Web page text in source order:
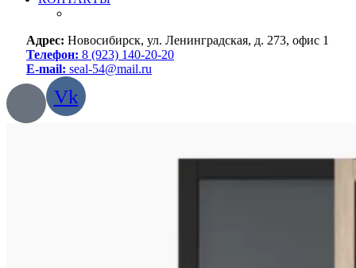
Адрес: Новосибирск, ул. Ленинградская, д. 273, офис 1
Телефон: 8 (923) 140-20-20
E-mail: seal-54@mail.ru
Vk